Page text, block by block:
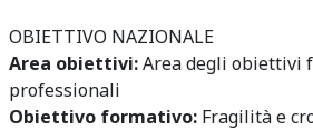
OBIETTIVO NAZIONALE
Area obiettivi:Area degli obiettivi
professionali
Obiettivo formativo: Fragilità e